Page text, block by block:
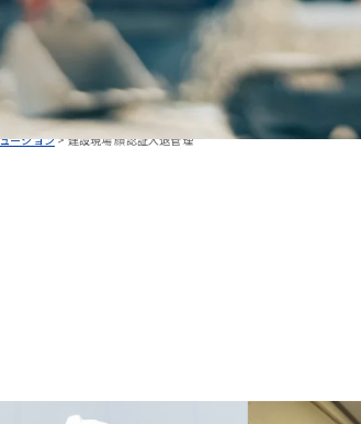
ーション>建設現場 顔認証入退管理